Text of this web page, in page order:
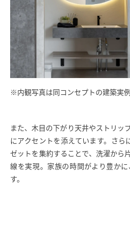
※内観写真は同コンセプトの建築実例
また、木目の下がり天井やストリッ
にアクセントを添えています。さら
ゼットを集約することで、洗濯から
線を実現。家族の時間がより豊か
す。